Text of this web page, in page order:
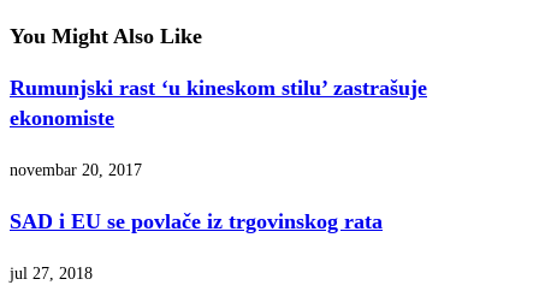
You Might Also Like
Rumunjski rast ‘u kineskom stilu’ zastrašuje
ekonomiste
novembar 20, 2017
SAD i EU se povlače iz trgovinskog rata
jul 27, 2018